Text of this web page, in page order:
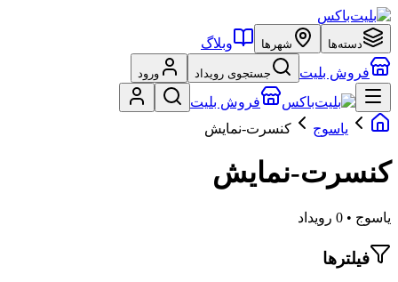
دسته‌ها شهرها
وبلاگ
فروش بلیت
جستجوی رویداد ورود
فروش بلیت
یاسوج
کنسرت-نمایش
کنسرت-نمایش
یاسوج • 0 رویداد
فیلترها